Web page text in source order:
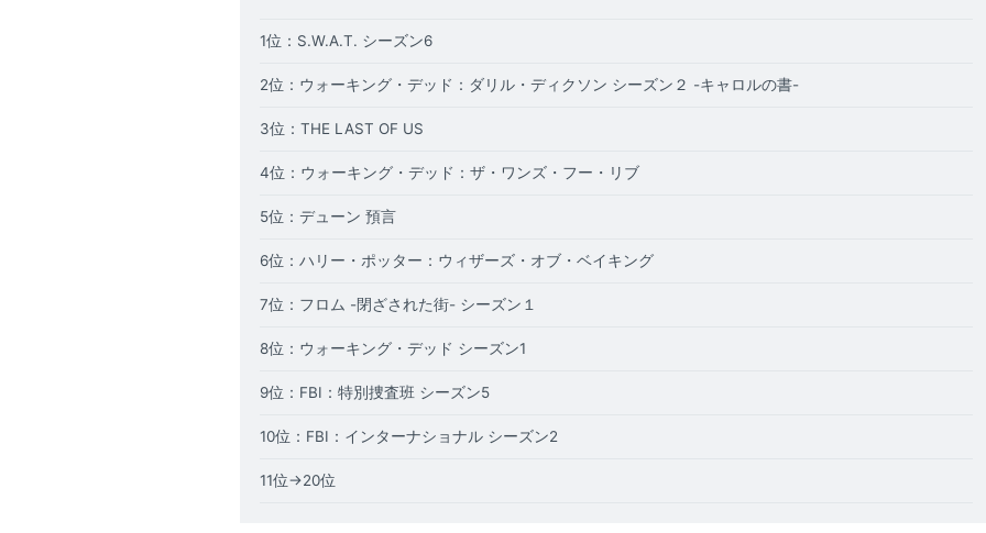
1位：S.W.A.T. シーズン6
2位：ウォーキング・デッド：ダリル・ディクソン シーズン２ -キャロルの書-
3位：THE LAST OF US
4位：ウォーキング・デッド：ザ・ワンズ・フー・リブ
5位：デューン 預言
6位：ハリー・ポッター：ウィザーズ・オブ・ベイキング
7位：フロム -閉ざされた街- シーズン１
8位：ウォーキング・デッド シーズン1
9位：FBI：特別捜査班 シーズン5
10位：FBI：インターナショナル シーズン2
11位→20位